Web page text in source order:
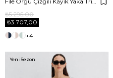
₺3.707,00
₺5.295,00
+4
Yeni Sezon